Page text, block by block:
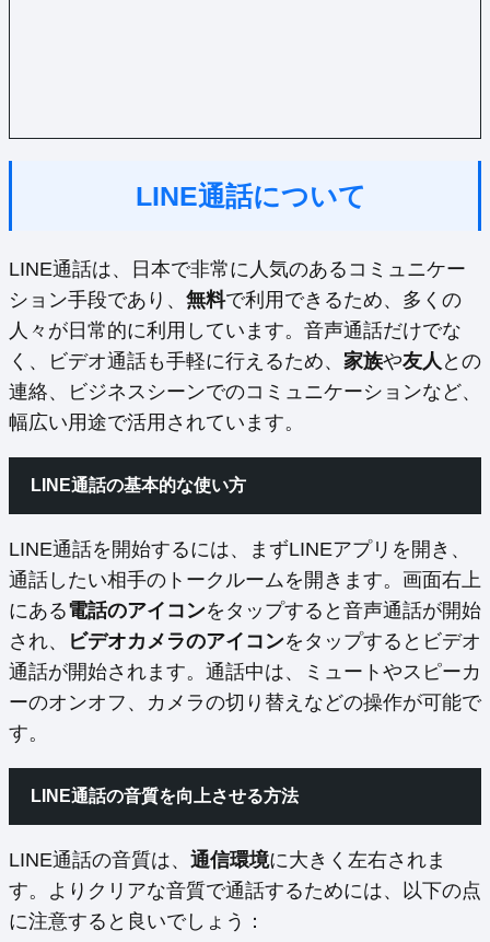
LINE通話について
LINE通話は、日本で非常に人気のあるコミュニケー
ション手段であり、 無料で利用できるため、多くの
人々が日常的に利用しています。音声通話だけでな
く、ビデオ通話も手軽に行えるため、 家族や友人 との
連絡、ビジネスシーンでのコミュニケーションなど、
幅広い用途で活用されています。
LINE通話の基本的な使い方
LINE通話を開始するには、まずLINEアプリを開き、
通話したい相手のトークルームを開きます。画面右上
にある電話のアイコンをタップすると音声通話が開始
され、
ビデオカメラのアイコンをタップするとビデオ
通話が開始されます。通話中は、ミュートやスピーカ
ーのオンオフ、カメラの切り替えなどの操作が可能で
す。
LINE通話の音質を向上させる方法
LINE通話の音質は、 通信環境に大きく左右されま
す。よりクリアな音質で通話するためには、以下の点
に注意すると良いでしょう：